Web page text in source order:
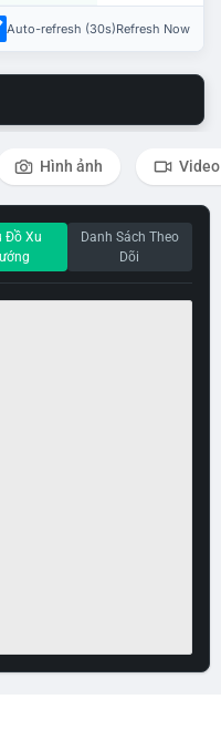
Auto-refresh (30s)Refresh Now
Hình ảnh Video
Đồ Xu
Danh Sách Theo
Dõi